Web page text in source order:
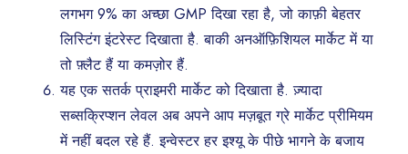
लगभग 9% का अच्छा GMP दिखा रहा है, जो काफ़ी बेहतर
लिस्टिंग इंटरेस्ट दिखाता है. बाकी अनऑफ़िशियल मार्केट में या
तो फ़्लैट हैं या कमज़ोर हैं.
यह एक सतर्क प्राइमरी मार्केट को दिखाता है. ज़्यादा
सब्सक्रिप्शन लेवल अब अपने आप मज़बूत ग्रे मार्केट प्रीमियम
में नहीं बदल रहे हैं. इन्वेस्टर हर इश्यू के पीछे भागने के बजाय